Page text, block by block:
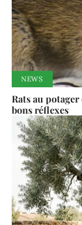
NEWS
Rats au
bons réflexes